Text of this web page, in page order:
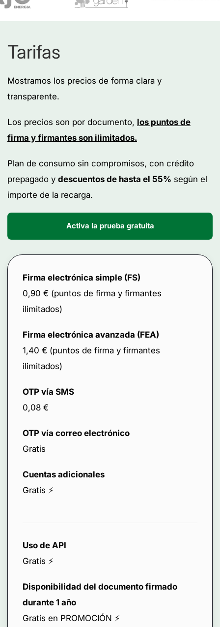
Tarifas
Mostramos los precios de forma clara y
transparente.
Los precios son por documento, los puntos de
firma y firmantes son ilimitados.
Plan de consumo sin compromisos, con crédito
prepagado y descuentos de hasta el 55% según el
importe de la recarga.
Activa la prueba gratuita
Firma electrónica simple (FS)
0,90 € (puntos de firma y firmantes
ilimitados)
Firma electrónica avanzada (FEA)
1,40 € (puntos de firma y firmantes
ilimitados)
OTP vía SMS
0,08 €
OTP vía correo electrónico
Gratis
Cuentas adicionales
Gratis ⚡️
Uso de API
Gratis ⚡️
Disponibilidad del documento firmado
durante 1 año
Gratis en PROMOCIÓN ⚡️